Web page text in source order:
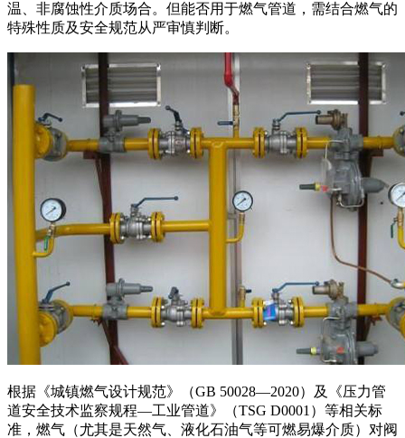
温、非腐蚀性介质场合。但能否用于燃气管道，需结合燃气的
特殊性质及安全规范从严审慎判断。
根据《城镇燃气设计规范》（GB 50028—2020）及《压力管
道安全技术监察规程—工业管道》（TSG D0001）等相关标
准，燃气（尤其是天然气、液化石油气等可燃易爆介质）对阀